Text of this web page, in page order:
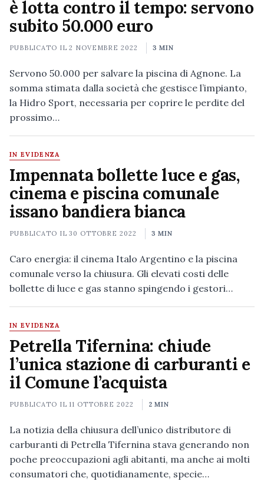
è lotta contro il tempo: servono
subito 50.000 euro
PUBBLICATO IL2 NOVEMBRE 2022 3 MIN
Servono 50.000 per salvare la piscina di Agnone. La
somma stimata dalla società che gestisce l’impianto,
la Hidro Sport, necessaria per coprire le perdite del
prossimo…
IN EVIDENZA
Impennata bollette luce e gas,
cinema e piscina comunale
issano bandiera bianca
PUBBLICATO IL30 OTTOBRE 2022 3 MIN
Caro energia: il cinema Italo Argentino e la piscina
comunale verso la chiusura. Gli elevati costi delle
bollette di luce e gas stanno spingendo i gestori…
IN EVIDENZA
Petrella Tifernina: chiude
l’unica stazione di carburanti e
il Comune l’acquista
PUBBLICATO IL11 OTTOBRE 2022 2 MIN
La notizia della chiusura dell’unico distributore di
carburanti di Petrella Tifernina stava generando non
poche preoccupazioni agli abitanti, ma anche ai molti
consumatori che, quotidianamente, specie…